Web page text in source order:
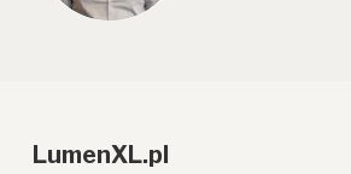
LumenXL.pl